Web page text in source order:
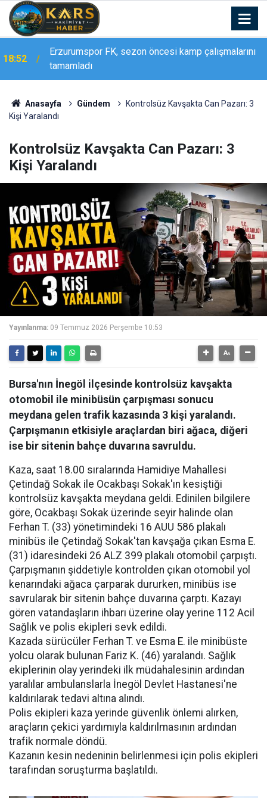
18:52
Erzurumspor FK, sezon öncesi kamp çalışmalarını
18:21
Bakan Göktaş, Ağrı’da şehit yakınları ve gazilerle
buluştu: "Terörsüz Türkiye tarihi bir adımdır"
Anasayfa Gündem
Kontrolsüz Kavşakta Can Pazarı: 3
Kişi Yaralandı
Kontrolsüz Kavşakta Can Pazarı: 3
Kişi Yaralandı
Yayınlanma: 09 Temmuz 2026 Perşembe 10:53
Bursa'nın İnegöl ilçesinde kontrolsüz kavşakta
otomobil ile minibüsün çarpışması sonucu
meydana gelen trafik kazasında 3 kişi yaralandı.
Çarpışmanın etkisiyle araçlardan biri ağaca, diğeri
ise bir sitenin bahçe duvarına savruldu.
Kaza, saat 18.00 sıralarında Hamidiye Mahallesi
Çetindağ Sokak ile Ocakbaşı Sokak'ın kesiştiği
kontrolsüz kavşakta meydana geldi. Edinilen bilgilere
göre, Ocakbaşı Sokak üzerinde seyir halinde olan
Ferhan T. (33) yönetimindeki 16 AUU 586 plakalı
minibüs ile Çetindağ Sokak'tan kavşağa çıkan Esma E.
(31) idaresindeki 26 ALZ 399 plakalı otomobil çarpıştı.
Çarpışmanın şiddetiyle kontrolden çıkan otomobil yol
kenarındaki ağaca çarparak dururken, minibüs ise
savrularak bir sitenin bahçe duvarına çarptı. Kazayı
gören vatandaşların ihbarı üzerine olay yerine 112 Acil
Sağlık ve polis ekipleri sevk edildi.
Kazada sürücüler Ferhan T. ve Esma E. ile minibüste
yolcu olarak bulunan Fariz K. (46) yaralandı. Sağlık
ekiplerinin olay yerindeki ilk müdahalesinin ardından
yaralılar ambulanslarla İnegöl Devlet Hastanesi'ne
kaldırılarak tedavi altına alındı.
Polis ekipleri kaza yerinde güvenlik önlemi alırken,
araçların çekici yardımıyla kaldırılmasının ardından
trafik normale döndü.
Kazanın kesin nedeninin belirlenmesi için polis ekipleri
tarafından soruşturma başlatıldı.